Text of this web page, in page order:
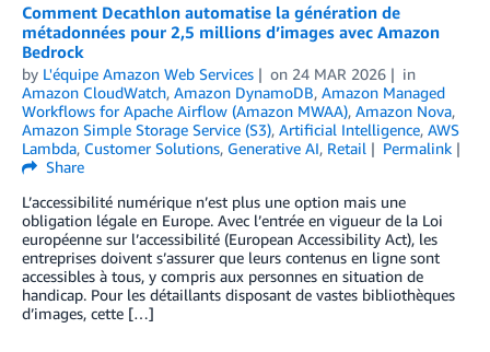
Comment Decathlon automatise la génération de
métadonnées pour 2,5 millions d’images avec Amazon
Bedrock
by L'équipe Amazon Web Services on 24 MAR 2026
in
Amazon CloudWatch, Amazon DynamoDB, Amazon Managed
Workflows for Apache Airflow (Amazon MWAA), Amazon Nova,
Amazon Simple Storage Service (S3), Artificial Intelligence, AWS
Lambda, Customer Solutions, Generative AI, Retail
Permalink
Share
L’accessibilité numérique n’est plus une option mais une
obligation légale en Europe. Avec l’entrée en vigueur de la Loi
européenne sur l’accessibilité (European Accessibility Act), les
entreprises doivent s’assurer que leurs contenus en ligne sont
accessibles à tous, y compris aux personnes en situation de
handicap. Pour les détaillants disposant de vastes bibliothèques
d’images, cette […]